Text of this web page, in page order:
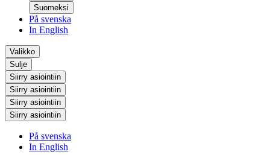
Suomeksi
På svenska
In English
Valikko
Sulje
Siirry asiointiin
Siirry asiointiin
Siirry asiointiin
Siirry asiointiin
På svenska
In English